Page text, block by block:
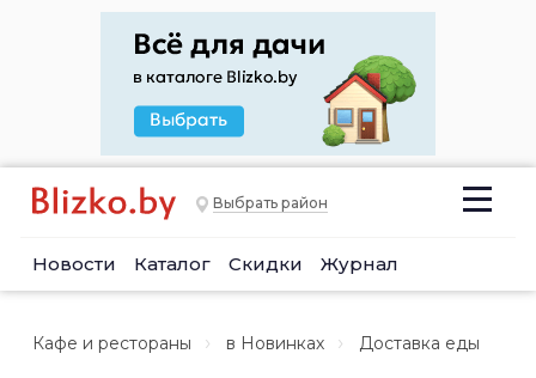
Выбрать район
Новости Каталог Скидки Журнал
Кафе и рестораны в Новинках Доставка еды